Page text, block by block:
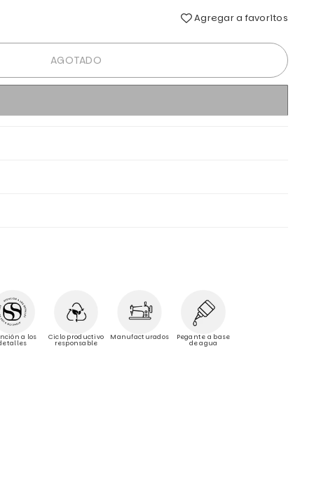
Agregar a favoritos
AGOTADO
a los Ciclo productivo
responsable
Manufacturados Pegante a base
de agua